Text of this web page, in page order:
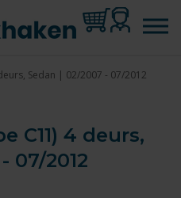
Sedan | 02/2007 - 07/2012
C11) 4 deurs,
07/2012